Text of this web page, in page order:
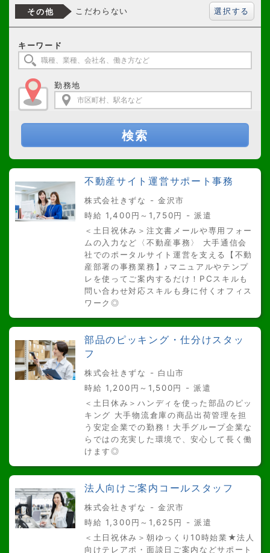
その他 こだわらない 選択する
キーワード
勤務地
検索
不動産サイト運営サポート事務
株式会社きずな - 金沢市
時給 1,400円～1,750円 - 派遣
＜土日祝休み＞注文書メールや専用フォー
ムの入力など〈不動産事務〉 大手通信会
社でのポータルサイト運営を支える【不動
産部署の事務業務】♪マニュアルやテンプ
レを使ってご案内するだけ！PCスキルも
問い合わせ対応スキルも身に付くオフィス
ワーク◎
部品のピッキング・仕分けスタッ
フ
株式会社きずな - 白山市
時給 1,200円～1,500円 - 派遣
＜土日休み＞ハンディを使った部品のピッ
キング 大手物流倉庫の商品出荷管理を担
う安定企業での勤務！大手グループ企業な
らではの充実した環境で、安心して長く働
けます◎
法人向けご案内コールスタッフ
株式会社きずな - 金沢市
時給 1,300円～1,625円 - 派遣
＜土日祝休み＞朝ゆっくり10時始業★法人
向けテレアポ・面談日ご案内などサポート